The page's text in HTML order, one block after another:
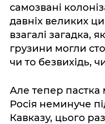
самозвані
давніх великих
взагалі загадка,
грузини могли
чи то безвихідь,
Але тепер
Росія неминуче
Кавказу, цього